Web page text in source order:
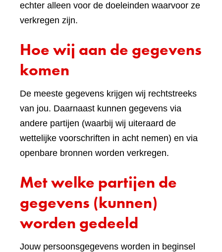
echter alleen voor de doeleinden waarvoor ze
verkregen zijn.
Hoe wij aan de gegevens
komen
De meeste gegevens krijgen wij rechtstreeks
van jou. Daarnaast kunnen gegevens via
andere partijen (waarbij wij uiteraard de
wettelijke voorschriften in acht nemen) en via
openbare bronnen worden verkregen.
Met welke partijen de
gegevens (kunnen)
worden gedeeld
Jouw persoonsgegevens worden in beginsel